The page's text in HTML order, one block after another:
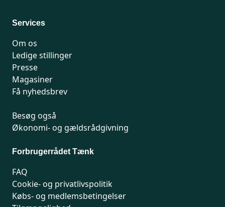
Services
Om os
Ledige stillinger
Presse
Magasiner
Få nyhedsbrev
Besøg også
Økonomi- og gældsrådgivning
Forbrugerrådet Tænk
FAQ
Cookie- og privatlivspolitik
Købs- og medlemsbetingelser